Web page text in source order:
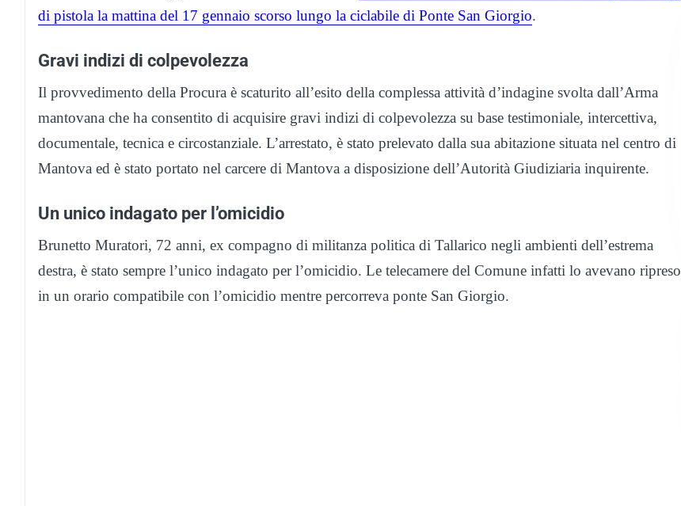
di pistola la mattina del 17 gennaio scorso lungo la ciclabile di Ponte San Giorgio.
Gravi indizi di colpevolezza
Il provvedimento della Procura è scaturito all’esito della complessa attività d’indagine svolta dall’Arma
mantovana che ha consentito di acquisire gravi indizi di colpevolezza su base testimoniale, intercettiva,
documentale, tecnica e circostanziale. L’arrestato, è stato prelevato dalla sua abitazione situata nel centro di
Mantova ed è stato portato nel carcere di Mantova a disposizione dell’Autorità Giudiziaria inquirente.
Un unico indagato per l’omicidio
Brunetto Muratori, 72 anni, ex compagno di militanza politica di Tallarico negli ambienti dell’estrema
destra, è stato sempre l’unico indagato per l’omicidio. Le telecamere del Comune infatti lo avevano ripreso
in un orario compatibile con l’omicidio mentre percorreva ponte San Giorgio.